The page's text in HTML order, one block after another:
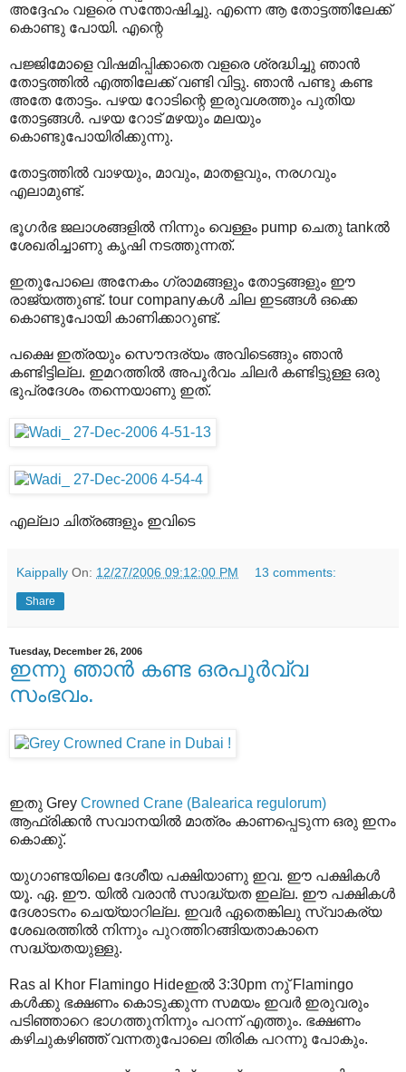
അദ്ദേഹം വളരെ സന്തോഷിച്ചു. എന്നെ ആ തോട്ടത്തിലേക്ക്
കൊണ്ടു പോയി. എന്റെ
പജ്ജിമോളെ വിഷമിപ്പിക്കാതെ വളരെ ശ്രദ്ധിച്ചു ഞാന്‍
തോട്ടത്തില്‍ എത്തിലേക്ക് വണ്ടി വിട്ടു. ഞാന്‍ പണ്ടു കണ്ട
അതേ തോട്ടം. പഴയ റോടിന്റെ ഇരുവശത്തും പുതിയ
തോട്ടങ്ങള്‍. പഴയ റോട് മഴയും മലയും
കൊണ്ടുപോയിരിക്കുന്നു.
തോട്ടത്തില്‍ വാഴയും, മാവും, മാതളവും, നരഗവും
എലാമുണ്ട്.
ഭൂഗര്‍ഭ ജലാശങ്ങളില്‍ നിന്നും വെള്ളം pump ചെതു tankല്‍
ശേഖരിച്ചാണു കൃഷി നടത്തുന്നത്.
ഇതുപോലെ അനേകം ഗ്രാമങ്ങളും തോട്ടങ്ങളും ഈ
രാജ്യത്തുണ്ട്. tour companyകള്‍ ചില ഇടങ്ങള്‍ ഒക്കെ
കൊണ്ടുപോയി കാണിക്കാറുണ്ട്.
പക്ഷെ ഇത്രയും സൌന്ദര്യം അവിടെങ്ങും ഞാന്‍
കണ്ടിട്ടില്ല. ഇമറത്തില്‍ അപൂര്‍വം ചിലര്‍ കണ്ടിട്ടുള്ള ഒരു
ഭുപ്രദേശം തന്നെയാണു ഇത്.
എല്ലാ ചിത്രങ്ങളും ഇവിടെ
Kaippally On: 12/27/2006 09:12:00 PM 13 comments:
Share
Tuesday, December 26, 2006
ഇന്നു ഞാന്‍ കണ്ട ഒരപൂര്‍വ്വ
സംഭവം.
ഇതു Grey Crowned Crane (Balearica regulorum)
ആഫ്രിക്കന്‍ സവാനയില്‍ മാത്രം കാണപ്പെടുന്ന ഒരു ഇനം
കൊക്കു്.
യുഗാണ്ടയിലെ ദേശീയ പക്ഷിയാണു ഇവ. ഈ പക്ഷികള്‍
യൂ. ഏ. ഈ. യില്‍ വരാന്‍ സാദ്ധ്യത ഇല്ല. ഈ പക്ഷികള്‍
ദേശാടനം ചെയ്യാറില്ല. ഇവര്‍ ഏതെങ്കിലു സ്വാകര്യ
ശേഖരത്തില്‍ നിന്നും പുറത്തിറങ്ങിയതാകാനെ
സദ്ധ്യതയുള്ളു.
Ras al Khor Flamingo Hideഇല്‍ 3:30pm നു് Flamingo
കള്‍ക്കു ഭക്ഷണം കൊടുക്കുന്ന സമയം ഇവര്‍ ഇരുവരും
പടിഞ്ഞാറെ ഭാഗത്തുനിന്നും പറന്ന് എത്തും. ഭക്ഷണം
കഴിചുകഴിഞ്ഞ് വന്നതുപോലെ തിരിക പറന്നു പോകും.